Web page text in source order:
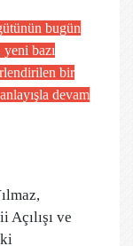
bugün
yeni bazı
bir
devam
ve